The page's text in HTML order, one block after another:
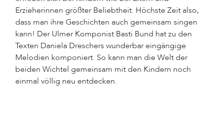
Erzieherinnen größter Beliebtheit. Höchste Zeit also,
dass man ihre Geschichten auch gemeinsam singen
kann! Der Ulmer Komponist Basti Bund hat zu den
Texten Daniela Dreschers wunderbar eingängige
Melodien komponiert. So kann man die Welt der
beiden Wichtel gemeinsam mit den Kindern noch
einmal völlig neu entdecken.